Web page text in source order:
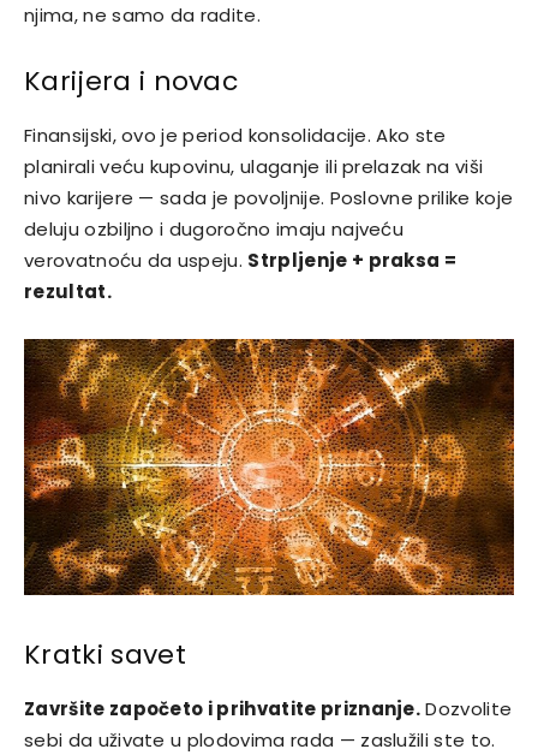
njima, ne samo da radite.
Karijera i novac
Finansijski, ovo je period konsolidacije. Ako ste
planirali veću kupovinu, ulaganje ili prelazak na viši
nivo karijere — sada je povoljnije. Poslovne prilike koje
deluju ozbiljno i dugoročno imaju najveću
verovatnoću da uspeju. Strpljenje + praksa =
rezultat.
Kratki savet
Završite započeto i prihvatite priznanje.Dozvolite
sebi da uživate u plodovima rada — zaslužili ste to.